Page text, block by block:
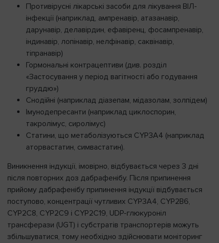
Противірусні лікарські засоби для лікування ВІЛ-
інфекції (наприклад, ампренавір, атазанавір,
дарунавір, делавірдин, ефавіренц, фосампренавір,
індинавір, лопінавір, нелфінавір, саквінавір,
тіпранавір)
Гормональні контрацептиви (див. розділ
«Застосування у період вагітності або годування
груддю»)
Снодійні (наприклад діазепам, мідазолам, золпідем)
Імунодепресанти (наприклад циклоспорин,
такролімус, сиролімус)
Статини, що метаболізуються CYP3A4 (наприклад
аторвастатин, симвастатин).
Виникнення індукції, імовірно, відбувається через 3 дні
після повторних доз дабрафенібу. Після припинення
прийому дабрафенібу припинення індукції відбувається
поступово, концентрації чутливих CYP3A4, CYP2B6,
CYP2C8, CYP2C9 і CYP2C19, UDP-глюкуроніл
трансферази (UGT) і субстратів транспортерів можуть
збільшуватися, тому необхідно здійснювати моніторинг